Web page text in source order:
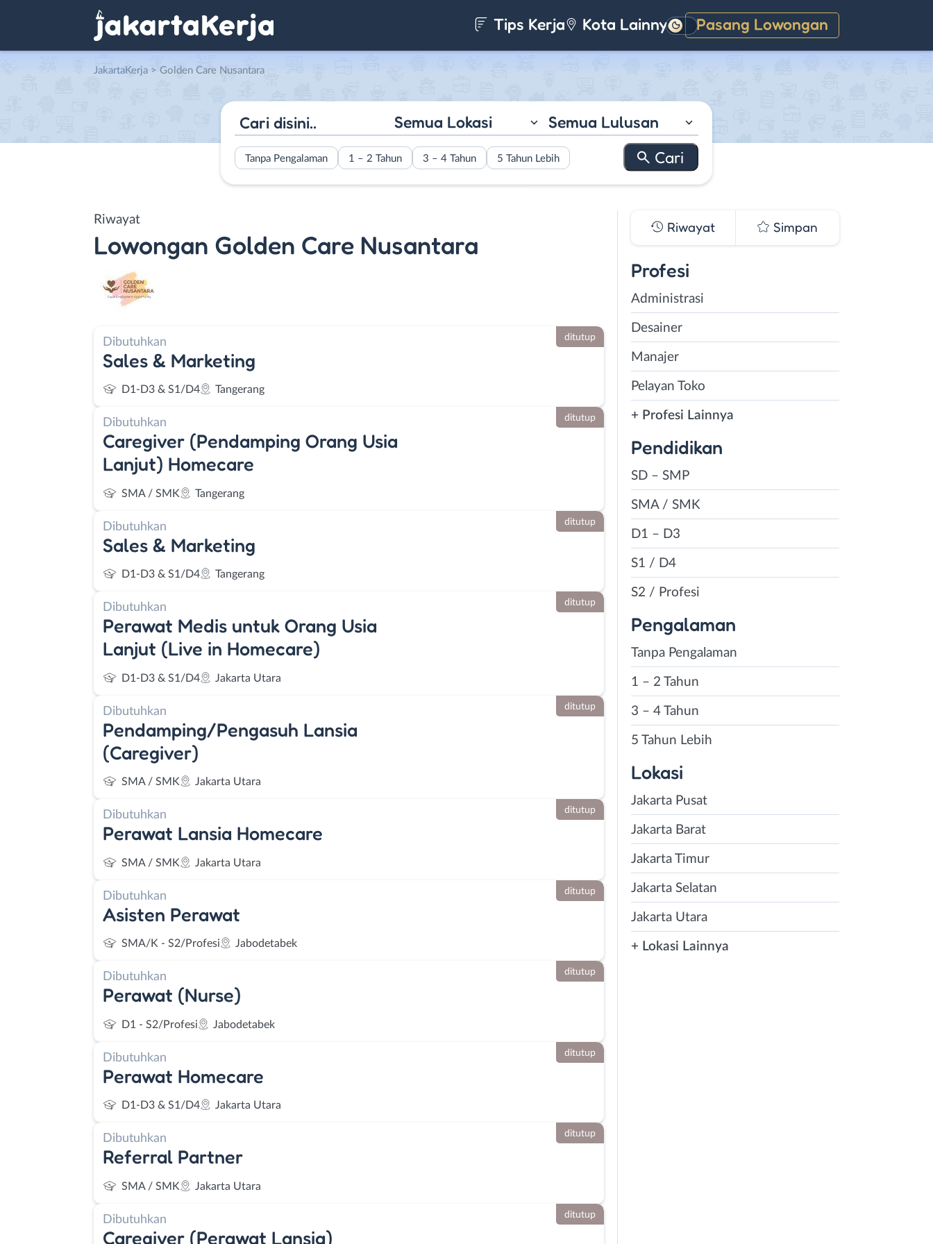
Tips Kerja Kota Lainnya Pasang Lowongan
Gelap
JakartaKerja > Golden Care Nusantara
Semua Lokasi Semua Lulusan
Tanpa Pengalaman 1 – 2 Tahun 3 – 4 Tahun 5 Tahun Lebih
Riwayat
Lowongan Golden Care Nusantara
Dibutuhkan
Sales & Marketing
D1-D3 & S1/D4 Tangerang
ditutup
Dibutuhkan
Caregiver (Pendamping Orang Usia
Lanjut) Homecare
SMA / SMK Tangerang
ditutup
Dibutuhkan
Sales & Marketing
D1-D3 & S1/D4 Tangerang
ditutup
Dibutuhkan
Perawat Medis untuk Orang Usia
Lanjut (Live in Homecare)
D1-D3 & S1/D4 Jakarta Utara
ditutup
Dibutuhkan
Pendamping/Pengasuh Lansia
(Caregiver)
SMA / SMK Jakarta Utara
ditutup
Dibutuhkan
Perawat Lansia Homecare
SMA / SMK Jakarta Utara
ditutup
Dibutuhkan
Asisten Perawat
SMA/K - S2/Profesi Jabodetabek
ditutup
Dibutuhkan
Perawat (Nurse)
D1 - S2/Profesi Jabodetabek
ditutup
Dibutuhkan
Perawat Homecare
D1-D3 & S1/D4 Jakarta Utara
ditutup
Dibutuhkan
Referral Partner
SMA / SMK Jakarta Utara
ditutup
Dibutuhkan
Caregiver (Perawat Lansia)
ditutup
Riwayat Simpan
Profesi
Administrasi
Desainer
Manajer
Pelayan Toko
+ Profesi Lainnya
Pendidikan
SD – SMP
SMA / SMK
D1 – D3
S1 / D4
S2 / Profesi
Pengalaman
Tanpa Pengalaman
1 – 2 Tahun
3 – 4 Tahun
5 Tahun Lebih
Lokasi
Jakarta Pusat
Jakarta Barat
Jakarta Timur
Jakarta Selatan
Jakarta Utara
+ Lokasi Lainnya